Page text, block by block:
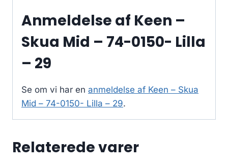
Anmeldelse af Keen –
Skua Mid – 74-0150- Lilla
– 29
Se om vi har en anmeldelse af Keen – Skua
Mid – 74-0150- Lilla – 29.
Relaterede varer